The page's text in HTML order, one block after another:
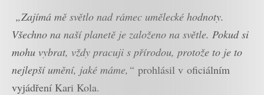
„Zajímá mě světlo nad rámec umělecké hodnoty.
Všechno na naší planetě je založeno na světle. Pokud si
mohu vybrat, vždy pracuji s přírodou, protože to je to
nejlepší umění, jaké máme,“ prohlásil v oficiálním
vyjádření Kari Kola.